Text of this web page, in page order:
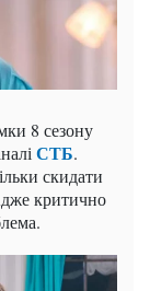
8 сезону
СТБ.
скидати
критично